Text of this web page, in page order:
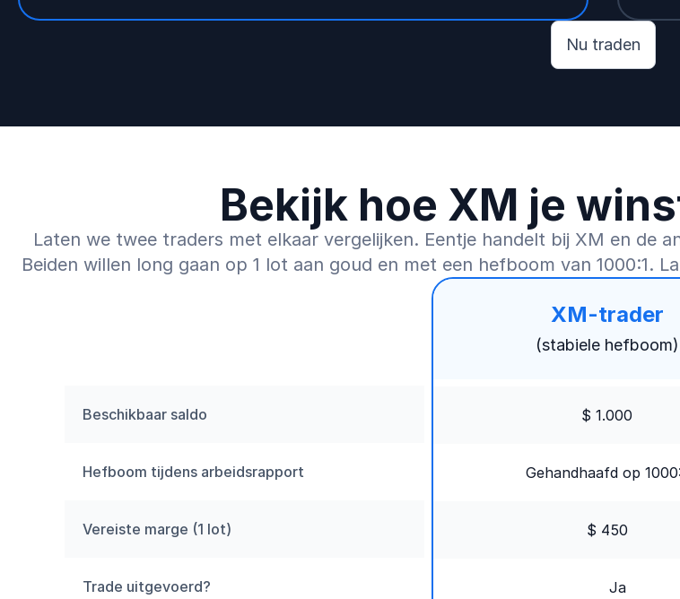
Nu traden
Bekijk hoe XM je
Laten we twee traders met elkaar vergelijken. Eentje handelt bij XM en de
Beiden willen long gaan op 1 lot aan goud en met een hefboom van 1000:1.
XM-trader
(stabiele hefboom)
$ 1.000
Gehandhaafd op
$ 450
Ja
Beschikbaar saldo
Hefboom tijdens arbeidsrapport
Vereiste marge (1 lot)
Trade uitgevoerd?